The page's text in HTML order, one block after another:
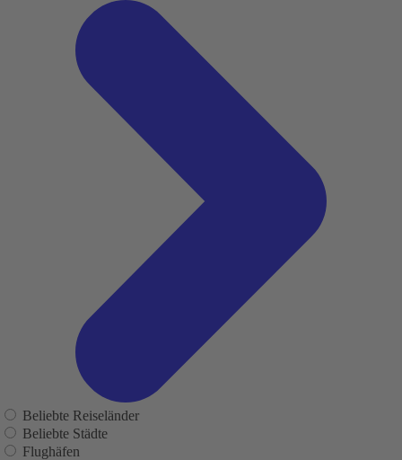
Beliebte Reiseländer
Beliebte Städte
Flughäfen